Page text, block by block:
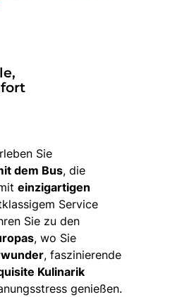
Sie
dem Bus, die
einzigartigen
Service
Sie zu den
, wo Sie
, faszinierende
Kulinarik
genießen.